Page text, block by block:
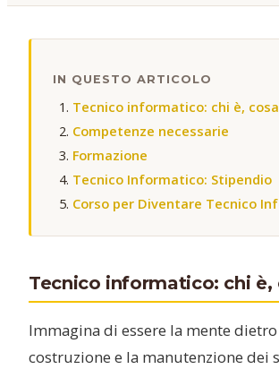
IN QUESTO ARTICOLO
Tecnico informatico: chi è,
Competenze necessarie
Formazione
Tecnico Informatico: Stipendio
Corso per Diventare Tecnico
Tecnico informatico: chi è,
Immagina di essere la mente
costruzione e la manutenzione dei